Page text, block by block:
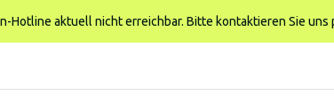
Hotline aktuell nicht erreichbar. Bitte kontaktieren Sie